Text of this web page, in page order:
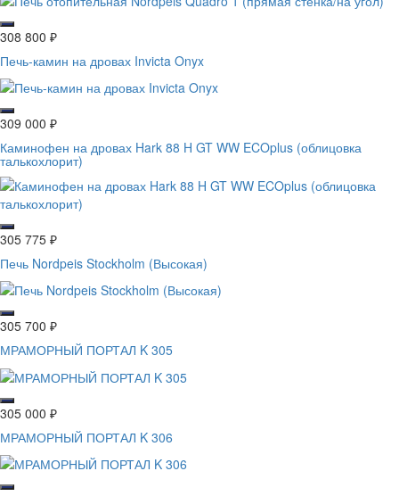
308 800 ₽
Печь-камин на дровах Invicta Onyx
309 000 ₽
Каминофен на дровах Hark 88 H GT WW ECOplus (облицовка
талькохлорит)
305 775 ₽
Печь Nordpeis Stockholm (Высокая)
305 700 ₽
МРАМОРНЫЙ ПОРТАЛ K 305
305 000 ₽
МРАМОРНЫЙ ПОРТАЛ K 306